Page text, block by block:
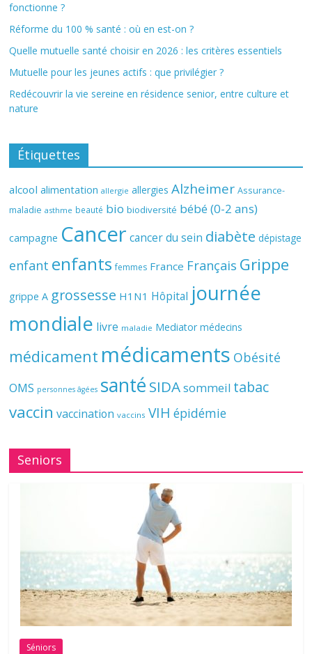
fonctionne ?
Réforme du 100 % santé : où en est-on ?
Quelle mutuelle santé choisir en 2026 : les critères essentiels
Mutuelle pour les jeunes actifs : que privilégier ?
Redécouvrir la vie sereine en résidence senior, entre culture et
nature
Étiquettes
alcool alimentation allergie allergies Alzheimer Assurance-
maladie asthme beauté bio biodiversité bébé (0-2 ans)
campagne Cancer cancer du sein diabète dépistage
enfant enfants femmes France Français Grippe
grippe A grossesse H1N1 Hôpital journée
mondiale livre maladie Mediator médecins
médicament médicaments Obésité
OMS personnes âgées santé SIDAsommeil tabac
vaccin vaccination vaccins VIH épidémie
Seniors
Séniors